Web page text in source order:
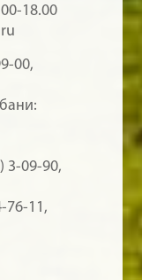
18.00
00,
3-09-90,
76-11,